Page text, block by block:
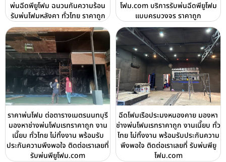
พ่นฉีดพียูโฟม ฉนวนกันความร้อน
รับพ่นโฟมหลังคา ทั่วไทย ราคาถูก
โฟม.com บริการรับพ่นฉีดพียูโฟม
แบบครบวงจร ราคาถูก
ราคาพ่นโฟม ต่อตารางเมตรนนทบุรี
มองหาช่างพ่นโฟมเรทราคาถูก งาน
เนี๊ยบ ทั่วไทย ไม่ทิ้งงาน พร้อมรับ
ประกันความพึงพอใจ ติดต่อเราเลยที่
รับพ่นพียูโฟม.com
ฉีดโฟมเรือประมงหนองคาย มองหา
ช่างพ่นโฟมเรทราคาถูก งานเนี๊ยบ ทั่ว
ไทย ไม่ทิ้งงาน พร้อมรับประกันความ
พึงพอใจ ติดต่อเราเลยที่ รับพ่นพียู
โฟม.com